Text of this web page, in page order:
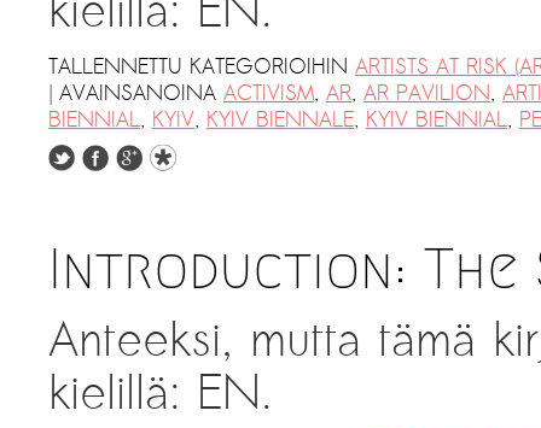
TALLENNETTU KATEGORIOIHIN ARTISTS AT RISK
| AVAINSANOINA ACTIVISM, AR, AR PAVILION,
BIENNIAL, KYIV, KYIV BIENNALE, KYIV BIENNIAL,
Introduction:
Anteeksi, mutta tämä
kielillä: EN.